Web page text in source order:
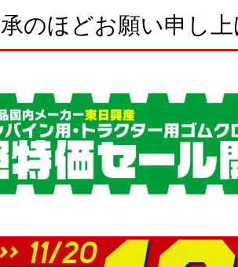
のほどお願い申し